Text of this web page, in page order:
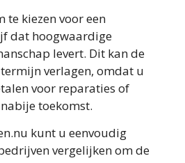
te kiezen voor een
dat hoogwaardige
levert. Dit kan de
verlagen, omdat u
voor reparaties of
toekomst.
kunt u eenvoudig
vergelijken om de